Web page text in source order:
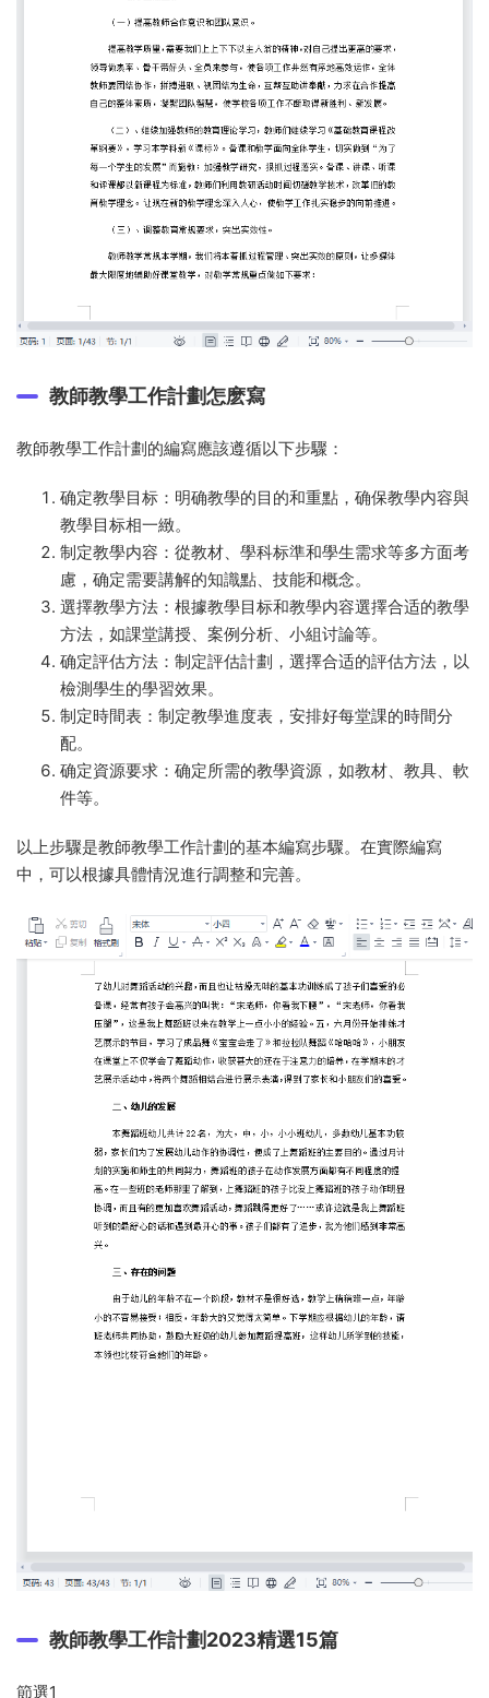
教師教學工作計劃怎麽寫
教師教學工作計劃的編寫應該遵循以下步驟：
确定教學目标：明确教學的目的和重點，确保教學内容與
教學目标相一緻。
制定教學内容：從教材、學科标準和學生需求等多方面考
慮，确定需要講解的知識點、技能和概念。
選擇教學方法：根據教學目标和教學内容選擇合适的教學
方法，如課堂講授、案例分析、小組讨論等。
确定評估方法：制定評估計劃，選擇合适的評估方法，以
檢測學生的學習效果。
制定時間表：制定教學進度表，安排好每堂課的時間分
配。
确定資源要求：确定所需的教學資源，如教材、教具、軟
件等。
以上步驟是教師教學工作計劃的基本編寫步驟。在實際編寫
中，可以根據具體情況進行調整和完善。
教師教學工作計劃2023精選15篇
節選1